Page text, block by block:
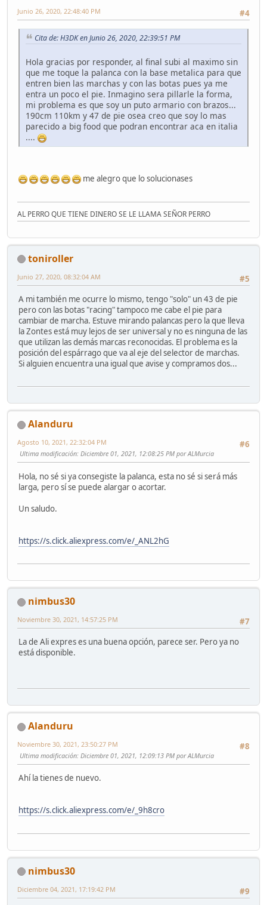
#4
Junio 26, 2020, 22:48:40 PM
Cita de: H3DK en Junio 26, 2020, 22:39:51 PM
Hola gracias por responder, al final subi al maximo sin
que me toque la palanca con la base metalica para que
entren bien las marchas y con las botas pues ya me
entra un poco el pie. Inmagino sera pillarle la forma,
mi problema es que soy un puto armario con brazos...
190cm 110km y 47 de pie osea creo que soy lo mas
parecido a big food que podran encontrar aca en italia
....
me alegro que lo solucionases
AL PERRO QUE TIENE DINERO SE LE LLAMA SEÑOR PERRO
toniroller
#5
Junio 27, 2020, 08:32:04 AM
A mi también me ocurre lo mismo, tengo "solo" un 43 de pie
pero con las botas "racing" tampoco me cabe el pie para
cambiar de marcha. Estuve mirando palancas pero la que lleva
la Zontes está muy lejos de ser universal y no es ninguna de las
que utilizan las demás marcas reconocidas. El problema es la
posición del espárrago que va al eje del selector de marchas.
Si alguien encuentra una igual que avise y compramos dos...
Alanduru
#6
Agosto 10, 2021, 22:32:04 PM
Ultima modificación: Diciembre 01, 2021, 12:08:25 PM por ALMurcia
Hola, no sé si ya consegiste la palanca, esta no sé si será más
larga, pero sí se puede alargar o acortar.
Un saludo.
https://s.click.aliexpress.com/e/_ANL2hG
nimbus30
#7
Noviembre 30, 2021, 14:57:25 PM
La de Ali expres es una buena opción, parece ser. Pero ya no
está disponible.
Alanduru
#8
Noviembre 30, 2021, 23:50:27 PM
Ultima modificación: Diciembre 01, 2021, 12:09:13 PM por ALMurcia
Ahí la tienes de nuevo.
https://s.click.aliexpress.com/e/_9h8cro
nimbus30
#9
Diciembre 04, 2021, 17:19:42 PM